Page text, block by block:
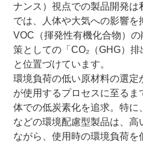
ナンス）視点での製品開発は
では、人体や大気への影響を
VOC（揮発性有機化合物）
策としての「CO₂（GHG）
と位置づけています。
環境負荷の低い原材料の選定
が使用するプロセスに至る
体での低炭素化を追求。特に
などの環境配慮型製品は、高
ながら、使用時の環境負荷を